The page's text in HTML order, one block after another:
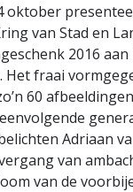
oktober
van Stad en
2016
Het fraai
60
Adriaan
van
van de